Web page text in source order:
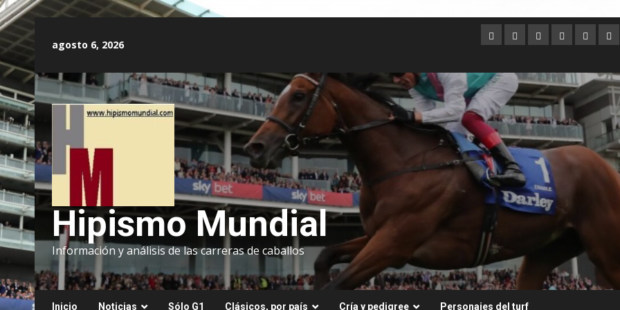
contenido
agosto 6, 2026
Argentina
AustraliaBrasilChileDubai
Hipismo Mundial
Información y análisis de las carreras de caballos
Inicio Noticias Sólo G1 Clásicos, por país Cría y pedigree Personajes del turf